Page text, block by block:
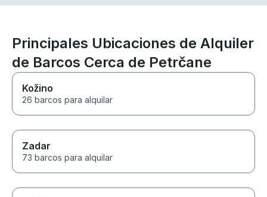
Principales Ubicaciones de Alquiler
de Barcos Cerca de Petrčane
Kožino
26 barcos para alquilar
Zadar
73 barcos para alquilar